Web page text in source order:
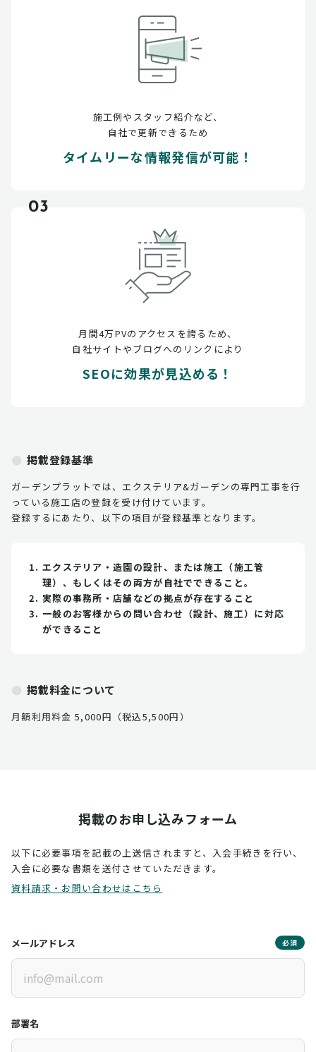
施工例やスタッフ紹介など、
自社で更新できるため
タイムリーな情報発信が可能！
03
月間4万PVのアクセスを誇るため、
自社サイトやブログへのリンクにより
SEOに効果が見込める！
掲載登録基準
ガーデンプラットでは、エクステリア&ガーデンの専門工事を行
っている施工店の登録を受け付けています。
登録するにあたり、以下の項目が登録基準となります。
エクステリア・造園の設計、または施工（施工管
理）、もしくはその両方が自社でできること。
実際の事務所・店舗などの拠点が存在すること
一般のお客様からの問い合わせ（設計、施工）に対応
ができること
掲載料金について
月額利用料金 5,000円（税込5,500円）
掲載のお申し込みフォーム
以下に必要事項を記載の上送信されますと、入会手続きを行い、
入会に必要な書類を送付させていただきます。
資料請求・お問い合わせはこちら
メールアドレス 必須
部署名